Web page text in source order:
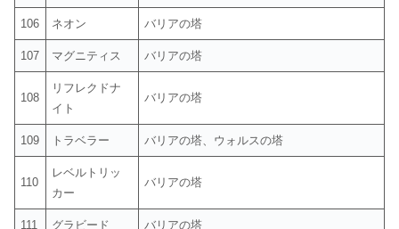
106 ネオン バリアの塔
107 マグニティス バリアの塔
108
リフレクドナ
イト
バリアの塔
109 トラベラー バリアの塔、ウォルスの塔
110
レベルトリッ
カー
バリアの塔
111 グラビード バリアの塔